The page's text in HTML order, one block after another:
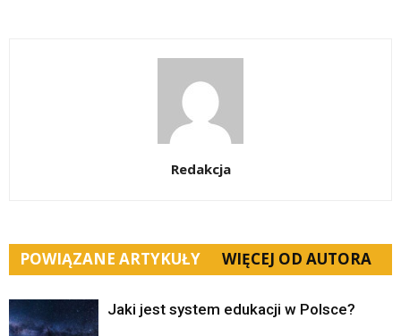
Redakcja
POWIĄZANE ARTYKUŁY WIĘCEJ OD AUTORA
Jaki jest system edukacji w Polsce?